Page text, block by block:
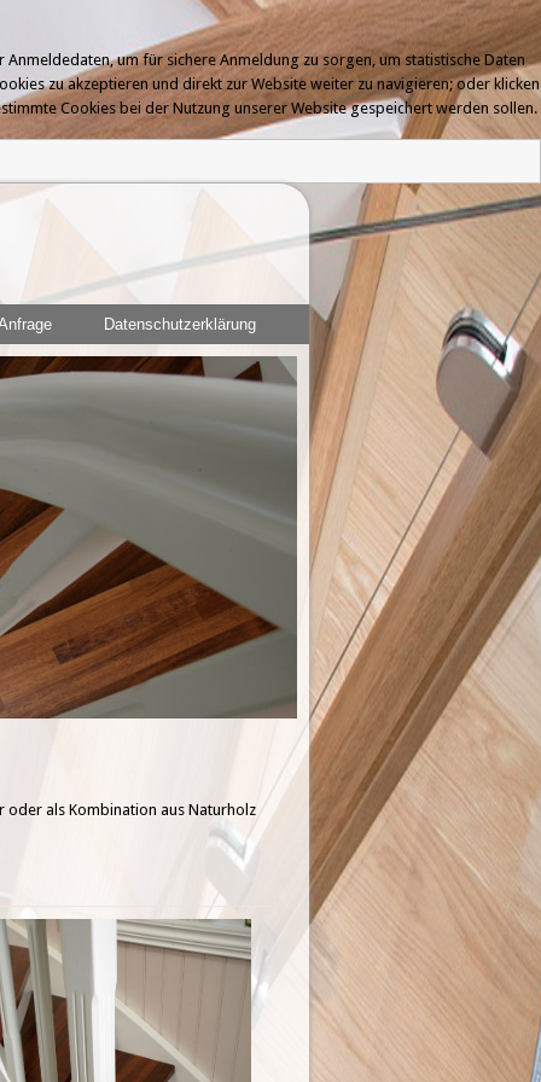
um für sichere Anmeldung zu sorgen, um statistische Daten
zu akzeptieren und direkt zur Website weiter zu navigieren; oder klicken
Cookies bei der Nutzung unserer Website gespeichert werden sollen.
Datenschutzerklärung
oder als Kombination aus Naturholz